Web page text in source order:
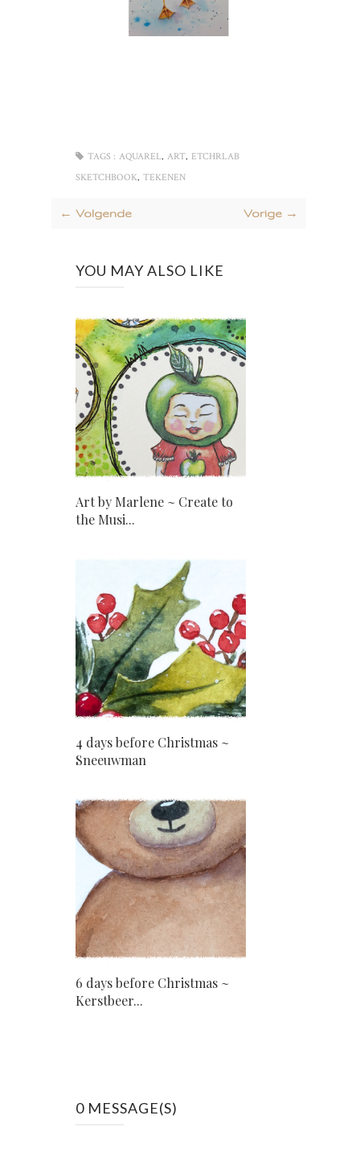
TAGS : AQUAREL, ART, ETCHRLAB
SKETCHBOOK, TEKENEN
← Volgende Vorige →
YOU MAY ALSO LIKE
Art by Marlene ~ Create to
the Musi...
4 days before Christmas ~
Sneeuwman
6 days before Christmas ~
Kerstbeer...
0 MESSAGE(S)